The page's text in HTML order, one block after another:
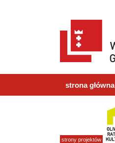
strona główna
strony projektów